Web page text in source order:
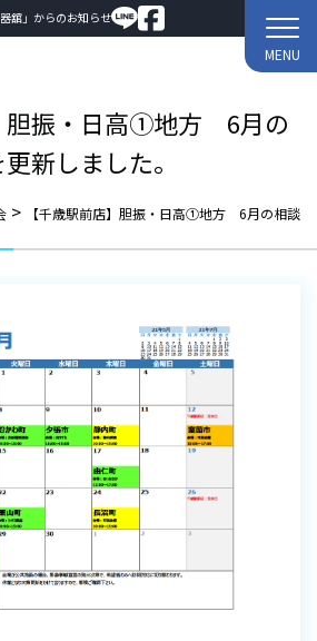
舘」からのお知らせ
MENU
胆振・日高①地方 6月の
新しました。
> 【千歳駅前店】胆振・日高①地方 6月の相談